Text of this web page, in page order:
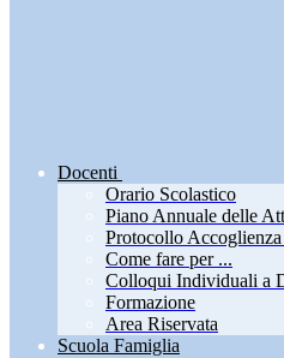
Docenti
Orario Scolastico
Piano Annuale delle
Protocollo
Come fare per ...
Colloqui Individuali a
Formazione
Area Riservata
Scuola Famiglia